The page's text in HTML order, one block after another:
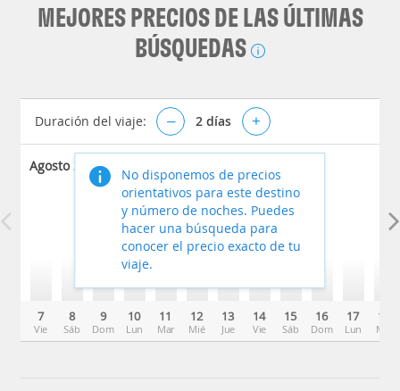
MEJORES PRECIOS DE LAS ÚLTIMAS
BÚSQUEDAS
Duración del viaje: – 2 días +
Agosto 2026
7
Vie
8
Sáb
9
Dom
10
Lun
11
Mar
12
Mié
13
Jue
14
Vie
15
Sáb
16
Dom
17
Lun
18
Mar
No disponemos de precios
orientativos para este destino
y número de noches. Puedes
hacer una búsqueda para
conocer el precio exacto de tu
viaje.